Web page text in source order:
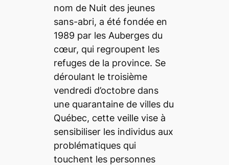
nom de Nuit des jeunes
sans-abri, a été fondée en
1989 par les Auberges du
cœur, qui regroupent les
refuges de la province. Se
déroulant le troisième
vendredi d’octobre dans
une quarantaine de villes du
Québec, cette veille vise à
sensibiliser les individus aux
problématiques qui
touchent les personnes